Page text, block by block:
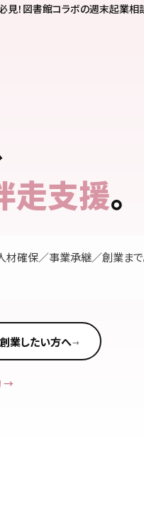
必見！図書館コラボの週末起業相
走支援。
確保／事業承継／創業まで
業したい方へ→
→